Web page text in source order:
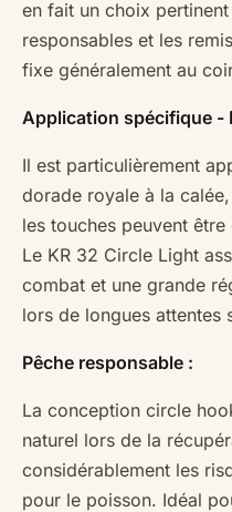
en fait un choix
responsables et les
fixe généralement au
Application spécifique -
Il est particulièrement
dorade royale à la
les touches peuvent
Le KR 32 Circle Light
combat et une grande
lors de longues attentes
Pêche responsable :
La conception circle
naturel lors de la
considérablement les
pour le poisson. Idéal